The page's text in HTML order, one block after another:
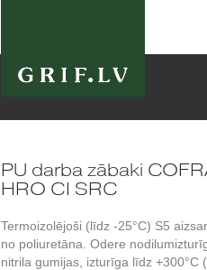
PU darba zābaki
HRO CI SRC
Termoizolējoši (līdz -25°C) S5
no poliuretāna. Odere
nitrila gumijas, izturīga līdz +300°C